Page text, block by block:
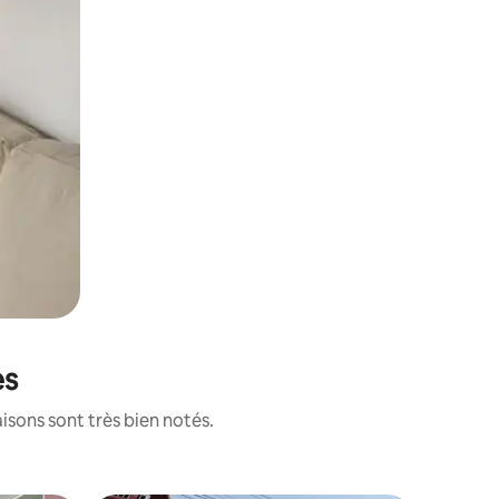
sont très bien notés.